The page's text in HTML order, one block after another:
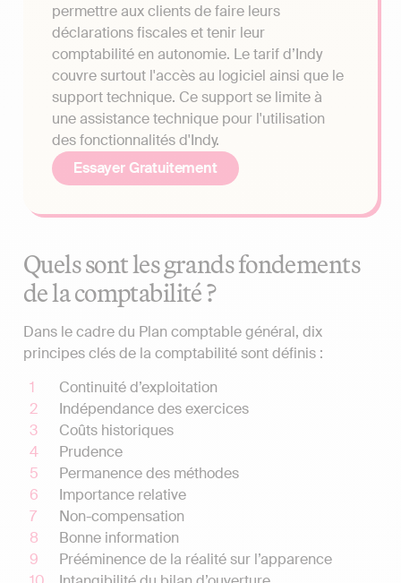
permettre aux clients de faire leurs
déclarations fiscales et tenir leur
comptabilité en autonomie. Le tarif d’Indy
couvre surtout l'accès au logiciel ainsi que le
support technique. Ce support se limite à
une assistance technique pour l'utilisation
des fonctionnalités d'Indy.
Essayer Gratuitement
Quels sont les grands fondements
de la comptabilité ?
Dans le cadre du Plan comptable général, dix
principes clés de la comptabilité sont définis :
Continuité d’exploitation
Indépendance des exercices
Coûts historiques
Prudence
Permanence des méthodes
Importance relative
Non-compensation
Bonne information
Prééminence de la réalité sur l’apparence